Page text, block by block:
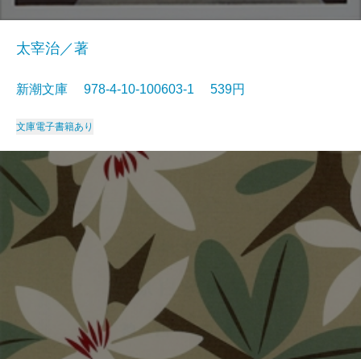
太宰治／著
新潮文庫 978-4-10-100603-1 539円
文庫電子書籍あり